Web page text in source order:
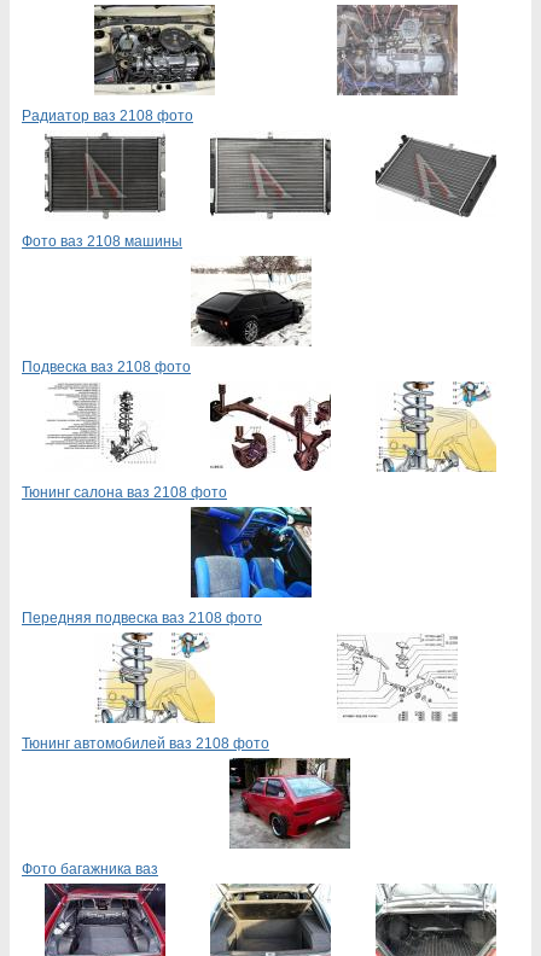
Радиатор ваз 2108 фото
Фото ваз 2108 машины
Подвеска ваз 2108 фото
Тюнинг салона ваз 2108 фото
Передняя подвеска ваз 2108 фото
Тюнинг автомобилей ваз 2108 фото
Фото багажника ваз